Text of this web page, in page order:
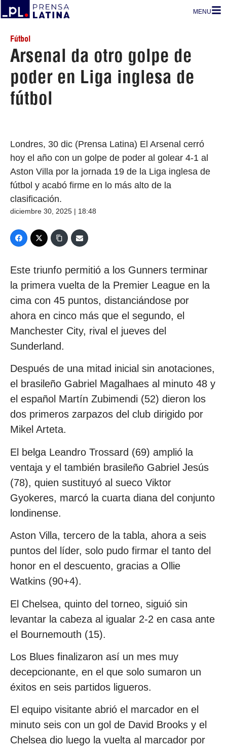
MENU
Fútbol
Arsenal da otro golpe de
poder en Liga inglesa de
fútbol
Londres, 30 dic (Prensa Latina) El Arsenal cerró
hoy el año con un golpe de poder al golear 4-1 al
Aston Villa por la jornada 19 de la Liga inglesa de
fútbol y acabó firme en lo más alto de la
clasificación.
diciembre 30, 2025 | 18:48
Este triunfo permitió a los Gunners terminar
la primera vuelta de la Premier League en la
cima con 45 puntos, distanciándose por
ahora en cinco más que el segundo, el
Manchester City, rival el jueves del
Sunderland.
Después de una mitad inicial sin anotaciones,
el brasileño Gabriel Magalhaes al minuto 48 y
el español Martín Zubimendi (52) dieron los
dos primeros zarpazos del club dirigido por
Mikel Arteta.
El belga Leandro Trossard (69) amplió la
ventaja y el también brasileño Gabriel Jesús
(78), quien sustituyó al sueco Viktor
Gyokeres, marcó la cuarta diana del conjunto
londinense.
Aston Villa, tercero de la tabla, ahora a seis
puntos del líder, solo pudo firmar el tanto del
honor en el descuento, gracias a Ollie
Watkins (90+4).
El Chelsea, quinto del torneo, siguió sin
levantar la cabeza al igualar 2-2 en casa ante
el Bournemouth (15).
Los Blues finalizaron así un mes muy
decepcionante, en el que solo sumaron un
éxitos en seis partidos ligueros.
El equipo visitante abrió el marcador en el
minuto seis con un gol de David Brooks y el
Chelsea dio luego la vuelta al marcador por